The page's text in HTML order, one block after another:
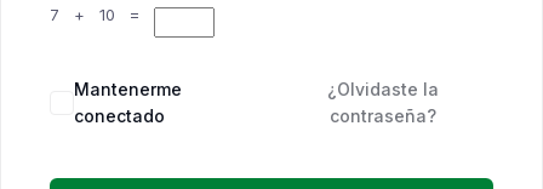
7 + 10 =
Mantenerme
conectado
¿Olvidaste la
contraseña?